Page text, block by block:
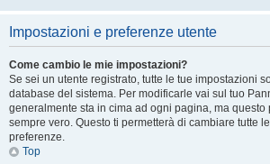
Impostazioni e preferenze utente
Come cambio le mie impostazioni?
Se sei un utente registrato, tutte le tue impostazioni
database del sistema. Per modificarle vai sul tuo
generalmente sta in cima ad ogni pagina, ma questo
sempre vero. Questo ti permetterà di cambiare tutte
preferenze.
Top